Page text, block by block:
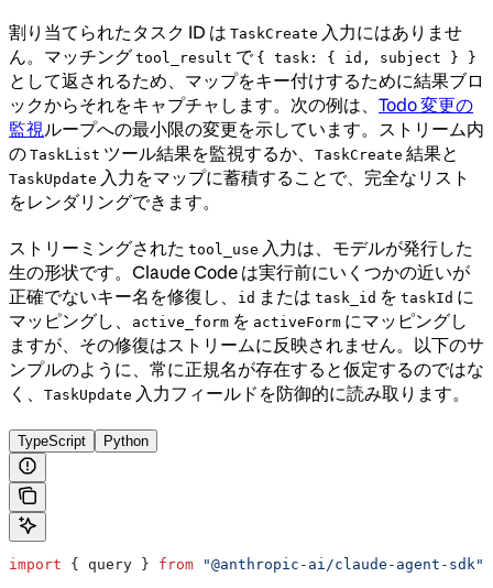
割り当てられたタスク ID は TaskCreate 入力にはありませ
ん。マッチング tool_result で { task: { id, subject } }
として返されるため、マップをキー付けするために結果ブロ
ックからそれをキャプチャします。次の例は、 Todo 変更の
監視ループへの最小限の変更を示しています。ストリーム内
の TaskList ツール結果を監視するか、 TaskCreate 結果と
TaskUpdate 入力をマップに蓄積することで、完全なリスト
をレンダリングできます。
ストリーミングされた tool_use 入力は、モデルが発行した
生の形状です。Claude Code は実行前にいくつかの近いが
正確でないキー名を修復し、
id または task_id を taskId に
マッピングし、
active_form を activeForm にマッピングし
ますが、その修復はストリームに反映されません。以下のサ
ンプルのように、常に正規名が存在すると仮定するのではな
く、
TaskUpdate 入力フィールドを防御的に読み取ります。
TypeScript Python
import { query } from "@anthropic-ai/claude-agent-sdk"